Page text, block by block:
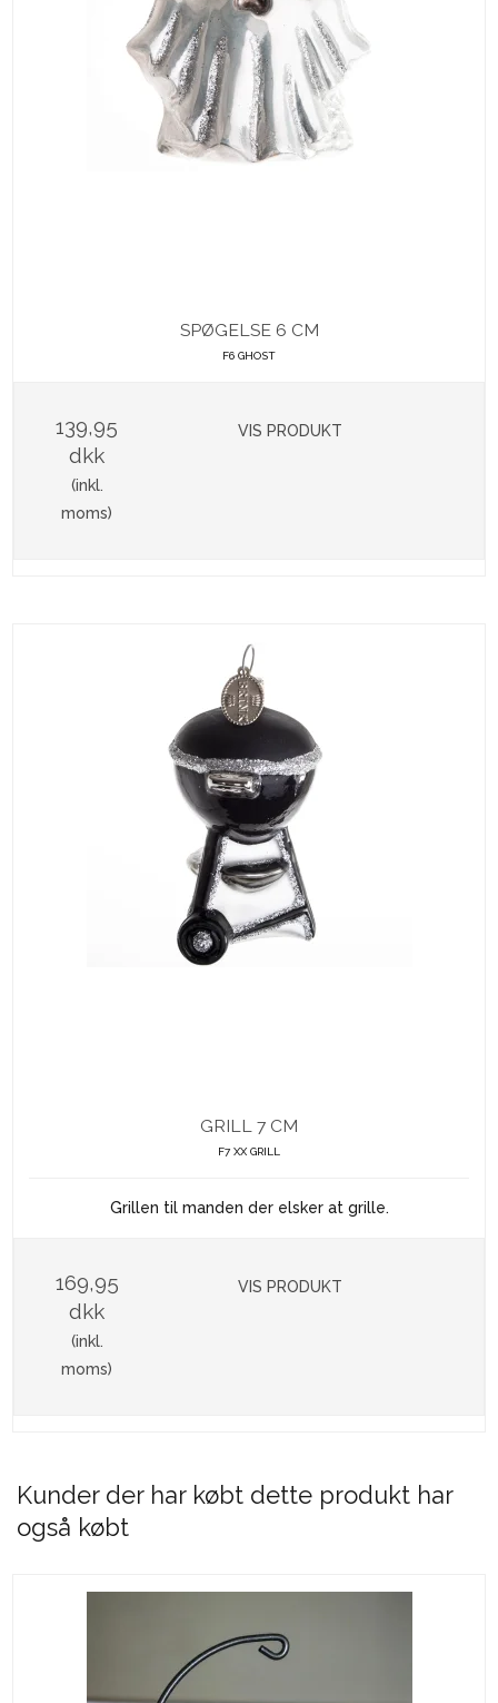
SPØGELSE 6 CM
F6 GHOST
139,95
dkk
(inkl.
moms)
VIS PRODUKT
GRILL 7 CM
F7 XX GRILL
Grillen til manden der elsker at grille.
169,95
dkk
(inkl.
moms)
VIS PRODUKT
Kunder der har købt dette produkt har
også købt